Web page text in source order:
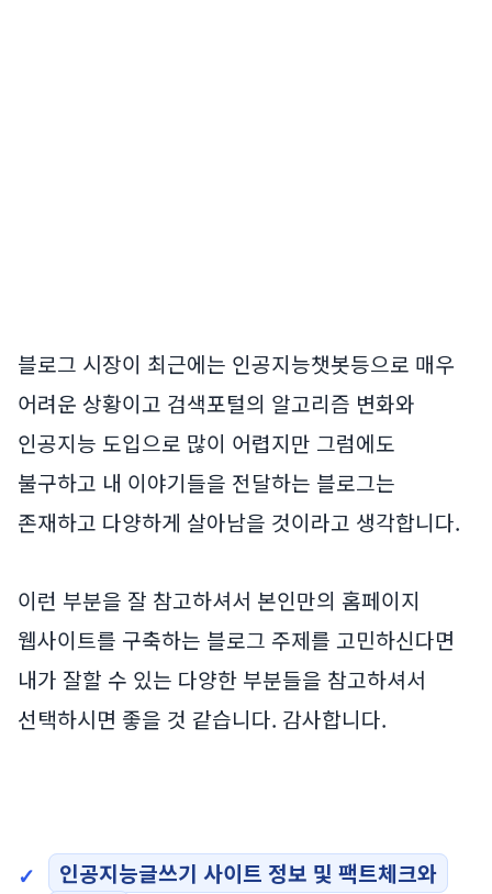
블로그 시장이 최근에는 인공지능챗봇등으로 매우
어려운 상황이고 검색포털의 알고리즘 변화와
인공지능 도입으로 많이 어렵지만 그럼에도
불구하고 내 이야기들을 전달하는 블로그는
존재하고 다양하게 살아남을 것이라고 생각합니다.
이런 부분을 잘 참고하셔서 본인만의 홈페이지
웹사이트를 구축하는 블로그 주제를 고민하신다면
내가 잘할 수 있는 다양한 부분들을 참고하셔서
선택하시면 좋을 것 같습니다. 감사합니다.
인공지능글쓰기 사이트 정보 및 팩트체크와